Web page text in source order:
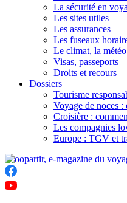
La sécurité en
Les sites utiles
Les assurances
Les fuseaux
Le climat, la météo
Visas, passeports
Droits et recours
Dossiers
Tourisme
Voyage de noces :
Croisière :
Les compagnies
Europe : TGV et